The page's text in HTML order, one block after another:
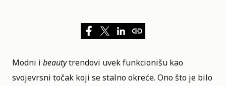
Modni i beautytrendovi uvek funkcionišu kao
svojevrsni točak koji se stalno okreće. Ono što je bilo